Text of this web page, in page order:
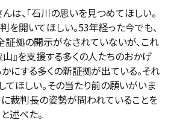
は、「石川の思いを見つめてほしい。
開いてほしい。53年経った今でも、
証拠の開示がなされていないが、これ
』を支援する多くの人たちのおかげ
にする多くの新証拠が出ている。それ
ほしい。その当たり前の願いがいま
に裁判長の姿勢が問われていることを
述べた。